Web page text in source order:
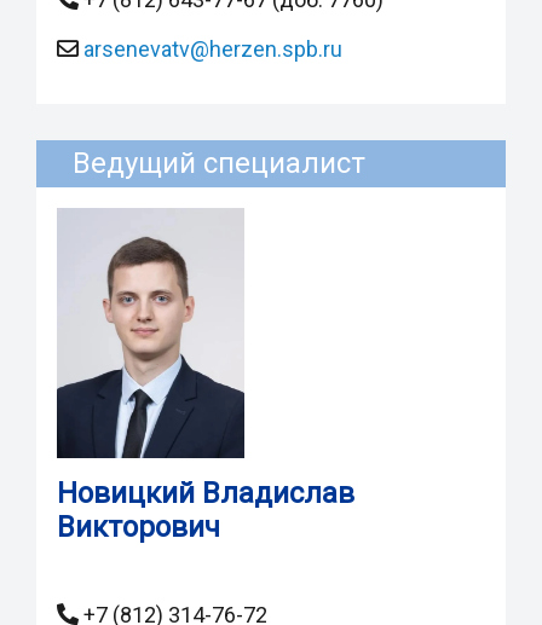
arsenevatv@herzen.spb.ru
Ведущий специалист
Новицкий Владислав
Викторович
+7 (812) 314-76-72